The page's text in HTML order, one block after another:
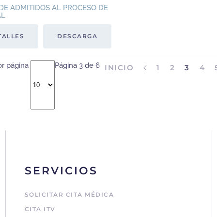
ADMITIDOS AL PROCESO DE
DESCARGA
página Página 3 de 6 INICIO 1 2 3 4
SERVICIOS
SOLICITAR CITA MÉDICA
CITA ITV